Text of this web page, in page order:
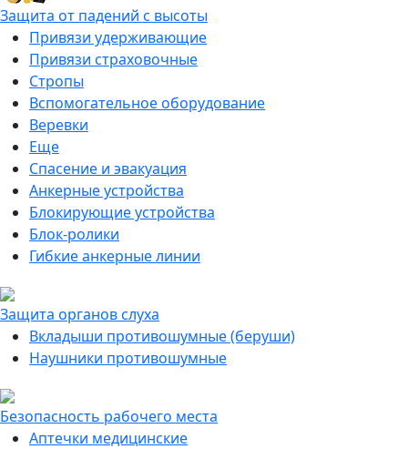
Защита от падений с высоты
Привязи удерживающие
Привязи страховочные
Стропы
Вспомогательное оборудование
Веревки
Еще
Спасение и эвакуация
Анкерные устройства
Блокирующие устройства
Блок-ролики
Гибкие анкерные линии
Защита органов слуха
Вкладыши противошумные (беруши)
Наушники противошумные
Безопасность рабочего места
Аптечки медицинские